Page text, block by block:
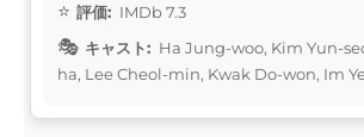
評価: IMDb 7.3
キャスト: Ha Jung-woo, Kim Yun-
ha, Lee Cheol-min, Kwak Do-won, Im